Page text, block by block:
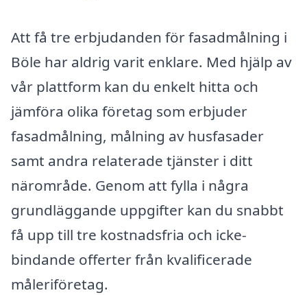
Att få tre erbjudanden för fasadmålning i
Böle har aldrig varit enklare. Med hjälp av
vår plattform kan du enkelt hitta och
jämföra olika företag som erbjuder
fasadmålning, målning av husfasader
samt andra relaterade tjänster i ditt
närområde. Genom att fylla i några
grundläggande uppgifter kan du snabbt
få upp till tre kostnadsfria och icke-
bindande offerter från kvalificerade
måleriföretag.